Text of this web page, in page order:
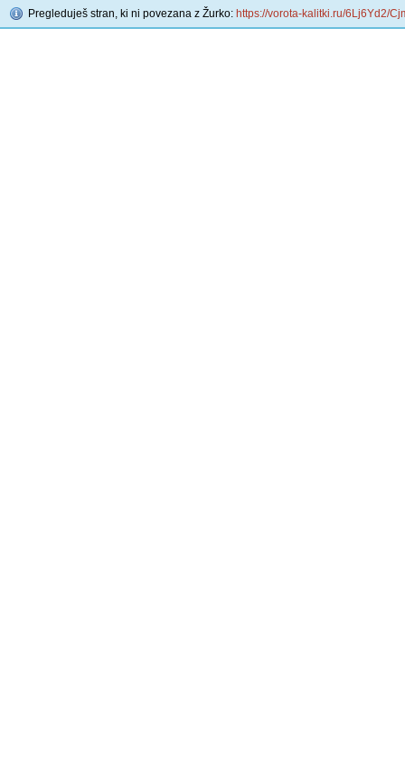
Pregleduješ stran, ki ni povezana z Žurko: https://vorota-kalitki.ru/6Lj6Yd2/